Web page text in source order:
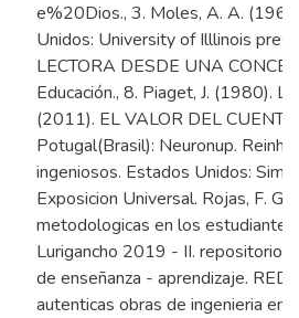
e%20Dios., 3. Moles, A. A.
Unidos: University of Illlinois
LECTORA DESDE UNA
Educación., 8. Piaget, J. (1980).
(2011). EL VALOR DEL
Potugal(Brasil): Neuronup.
ingeniosos. Estados Unidos:
Exposicion Universal. Rojas, F.
metodologicas en los estudiantes
Lurigancho 2019 - II. repositorio
de enseñanza - aprendizaje.
autenticas obras de ingenieria en